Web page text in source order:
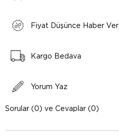
Fiyat Düşünce Haber Ver
Kargo Bedava
Yorum Yaz
Sorular (0) ve Cevaplar (0)